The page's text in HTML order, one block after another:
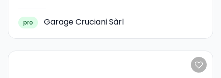
pro Garage Cruciani Sàrl